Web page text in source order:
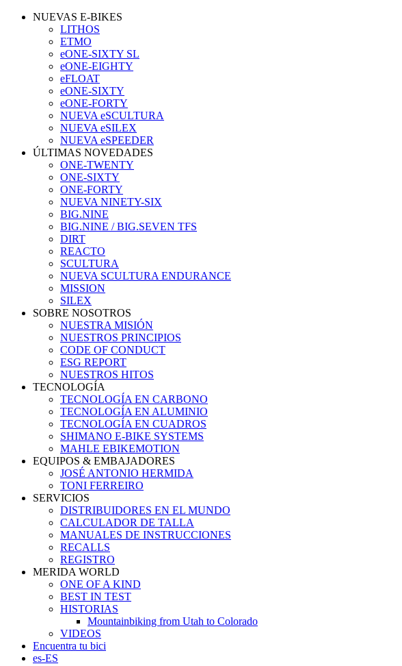
NUEVAS E-BIKES
LITHOS
ETMO
eONE-SIXTY SL
eONE-EIGHTY
eFLOAT
eONE-SIXTY
eONE-FORTY
NUEVA eSCULTURA
NUEVA eSILEX
NUEVA eSPEEDER
ÚLTIMAS NOVEDADES
ONE-TWENTY
ONE-SIXTY
ONE-FORTY
NUEVA NINETY-SIX
BIG.NINE
BIG.NINE / BIG.SEVEN TFS
DIRT
REACTO
SCULTURA
NUEVA SCULTURA ENDURANCE
MISSION
SILEX
SOBRE NOSOTROS
NUESTRA MISIÓN
NUESTROS PRINCIPIOS
CODE OF CONDUCT
ESG REPORT
NUESTROS HITOS
TECNOLOGÍA
TECNOLOGÍA EN CARBONO
TECNOLOGÍA EN ALUMINIO
TECNOLOGÍA EN CUADROS
SHIMANO E-BIKE SYSTEMS
MAHLE EBIKEMOTION
EQUIPOS & EMBAJADORES
JOSÉ ANTONIO HERMIDA
TONI FERREIRO
SERVICIOS
DISTRIBUIDORES EN EL MUNDO
CALCULADOR DE TALLA
MANUALES DE INSTRUCCIONES
RECALLS
REGISTRO
MERIDA WORLD
ONE OF A KIND
BEST IN TEST
HISTORIAS
Mountainbiking from Utah to Colorado
VIDEOS
Encuentra tu bici
es-ES